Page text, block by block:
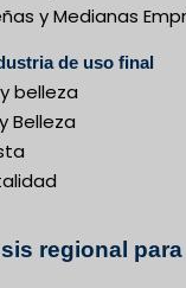
y Medianas
de uso final
belleza
Belleza
regional